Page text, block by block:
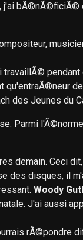
bÃ©nÃ©ficiÃ©
des Jeunes du
Parmi
demain. Ceci
des disques, il
Woody
J'ai aussi
rÃ©pondre